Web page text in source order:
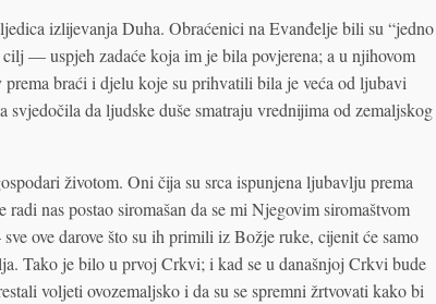
izlijevanja Duha. Obraćenici na Evanđelje bili su “jedno
— uspjeh zadaće koja im je bila povjerena; a u njihovom
braći i djelu koje su prihvatili bila je veća od ljubavi
svjedočila da ljudske duše smatraju vrednijima od zemaljskog
životom. Oni čija su srca ispunjena ljubavlju prema
nas postao siromašan da se mi Njegovim siromaštvom
ove darove što su ih primili iz Božje ruke, cijenit će samo
Tako je bilo u prvoj Crkvi; i kad se u današnjoj Crkvi bude
voljeti ovozemaljsko i da su se spremni žrtvovati kako bi